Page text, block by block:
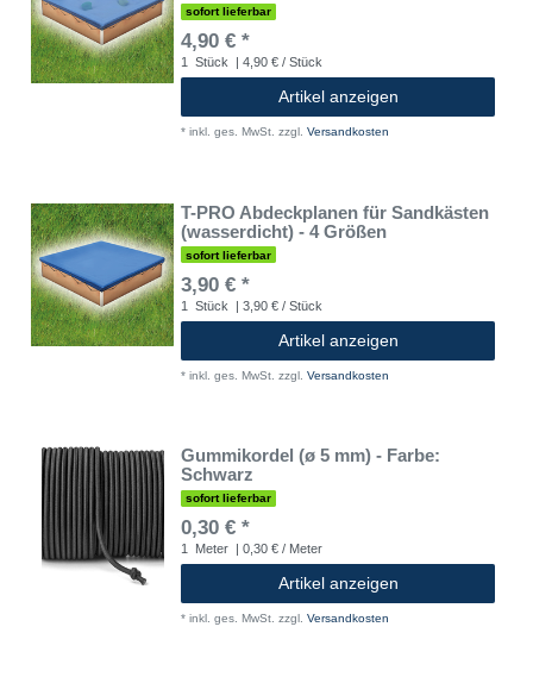
sofort lieferbar
4,90 € *
1 Stück | 4,90 € / Stück
Artikel anzeigen
* inkl. ges. MwSt. zzgl. Versandkosten
T-PRO Abdeckplanen für Sandkästen
(wasserdicht) - 4 Größen
sofort lieferbar
3,90 € *
1 Stück | 3,90 € / Stück
Artikel anzeigen
* inkl. ges. MwSt. zzgl. Versandkosten
Gummikordel (ø 5 mm) - Farbe:
Schwarz
sofort lieferbar
0,30 € *
1 Meter | 0,30 € / Meter
Artikel anzeigen
* inkl. ges. MwSt. zzgl. Versandkosten